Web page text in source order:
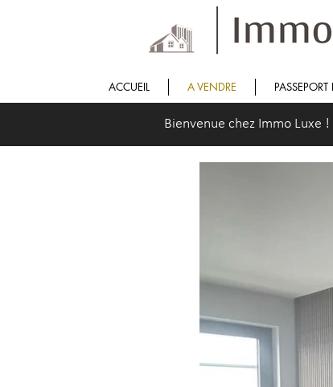
ACCUEIL A VENDRE
Bienvenue chez Immo Luxe